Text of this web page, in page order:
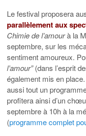
Le festival proposera
parallèlement aux
Chimie de l’amourà la
septembre, sur les
sentiment amoureux.
l’amour”(dans l’esprit
également mis en place.
aussi tout un
profitera ainsi d’un
septembre à 10h à la
(programme complet